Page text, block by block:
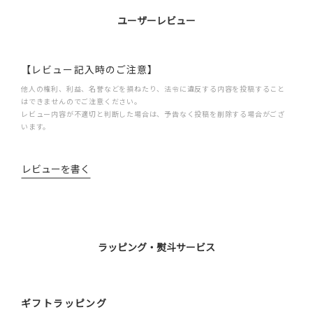
ユーザーレビュー
【レビュー記入時のご注意】
他人の権利、利益、名誉などを損ねたり、法令に違反する内容を投稿すること
はできませんのでご注意ください。
レビュー内容が不適切と判断した場合は、予告なく投稿を削除する場合がござ
います。
レビューを書く
ラッピング・熨斗サービス
ギフトラッピング